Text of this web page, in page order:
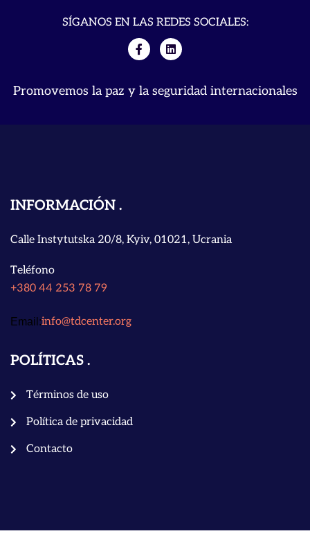
SÍGANOS EN LAS REDES SOCIALES:
Promovemos la paz y la seguridad internacionales
INFORMACIÓN
Calle Instytutska 20/8, Kyiv, 01021, Ucrania
Teléfono
+380 44 253 78 79
Email:info@tdcenter.org
POLÍTICAS
Términos de uso
Política de privacidad
Contacto